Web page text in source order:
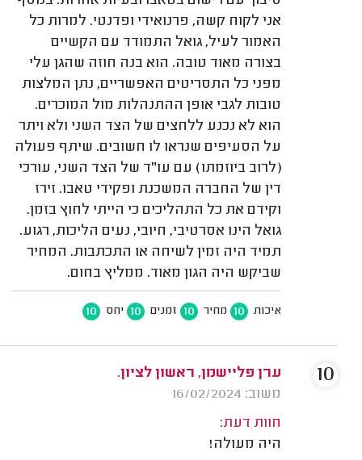
אני לקוח קשה, פרנואידי ופדנטי. למרות כל
האמור לעיל, גואל התמודד עם הקשיים
בצורה מאוד טובה. הוא בנה חוזה שהגן עלי
מפני כל התסריטים האפשריים, נתן המלצות
טובות לגבי אופן ההתנהלות מול המוכרים.
הוא לא נכנע ללחצים של הצד השני ולא ויתר
על הסעיפים שנראו לו חשובים. שיתף פעולה
(לרוב ביוזמתו) עם עו"ד של הצד השני, עורכי
דין של החברה המשכנת ופקידי טאבו. זירז
וקידם את כל התהליכים כי הייתי לחוץ בזמן.
גואל הינו אסרטיבי, חיובי, נעים הליכות, רגוע.
תמיד היה זמין לשיחה או התכתבות. המחיר
שביקש היה הגון מאוד. ממליץ בחום.
איכות 10 מחיר 10 זמנים 10 יחס 10
ערן פליישמן, ראשון לציון.
משוב: 16/02/2024
חוות דעת:
היה מעולה!
10